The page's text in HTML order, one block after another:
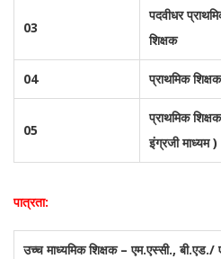
03
पदवीधर
शिक्षक
04 प्राथमिक शिक्षक
05
प्राथमिक
इंग्रजी माध्यम )
पात्रता:
उच्च माध्यमिक शिक्षक – एम.एस्सी.,